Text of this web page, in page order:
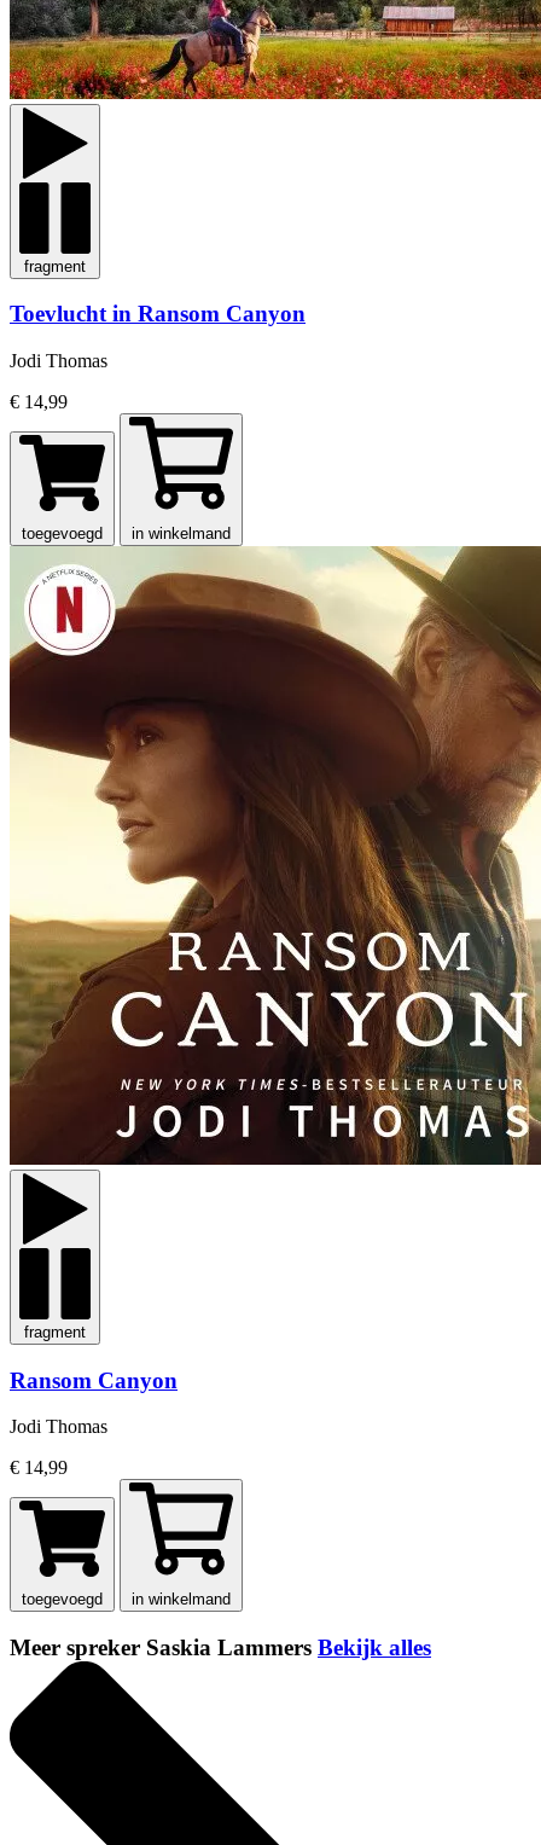
fragment
Toevlucht in Ransom Canyon
Jodi Thomas
€ 14,99
toegevoegd in winkelmand
fragment
Ransom Canyon
Jodi Thomas
€ 14,99
toegevoegd in winkelmand
Meer spreker Saskia Lammers Bekijk alles